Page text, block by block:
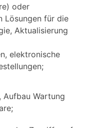
oder
Lösungen für die
Aktualisierung
elektronische
Aufbau Wartung